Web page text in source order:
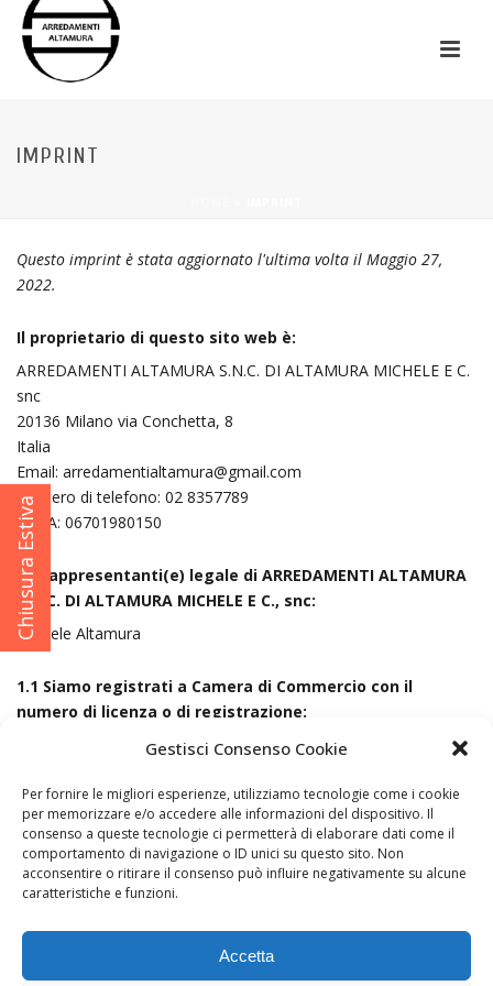
Gestisci Consenso Cookie
Per fornire le migliori esperienze, utilizziamo tecnologie come i cookie
per memorizzare e/o accedere alle informazioni del dispositivo. Il
consenso a queste tecnologie ci permetterà di elaborare dati come il
comportamento di navigazione o ID unici su questo sito. Non
acconsentire o ritirare il consenso può influire negativamente su alcune
caratteristiche e funzioni.
Accetta
IMPRINT
Questo imprint è stata aggiornato l'ultima volta il Maggio 27,
2022.
Il proprietario di questo sito web è:
ARREDAMENTI ALTAMURA S.N.C. DI ALTAMURA MICHELE E C.
snc
20136 Milano via Conchetta, 8
Italia
Email: arredamentialtamura@gmail.com
Numero di telefono: 02 8357789
P. IVA: 06701980150
I(l) rappresentanti(e) legale di ARREDAMENTI ALTAMURA
S.N.C. DI ALTAMURA MICHELE E C., snc:
Michele Altamura
1.1 Siamo registrati a Camera di Commercio con il
numero di licenza o di registrazione:
risoluzione delle controversie davanti a un comitato di arbitrato
dei consumatori.
ARREDAMENTI ALTAMURA S.N.C. | All right reserved | P. IVA
06701980150 | Sede legale: 20136 Milano via Conchetta, 8 –
Chiusura Estiva